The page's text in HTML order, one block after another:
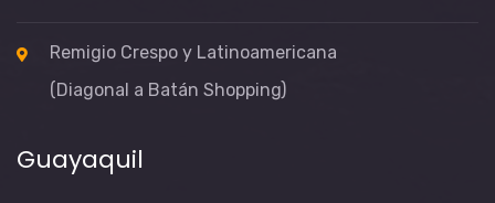
Remigio Crespo y Latinoamericana
(Diagonal a Batán Shopping)
Guayaquil